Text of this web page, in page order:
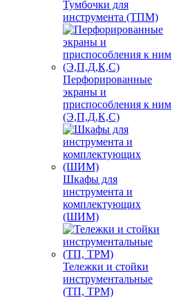
Тумбочки для
инструмента (ТПМ)
Перфорированные
экраны и
приспособления к ним
(Э,П,Д,К,С)
Шкафы для
инструмента и
комплектующих
(ШИМ)
Тележки и стойки
инструментальные
(ТП, ТРМ)